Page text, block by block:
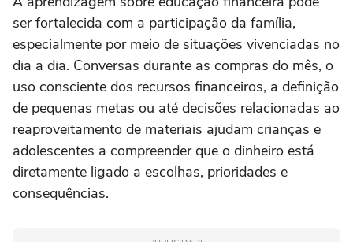
ser fortalecida com a participação da família,
especialmente por meio de situações vivenciadas no
dia a dia. Conversas durante as compras do mês, o
uso consciente dos recursos financeiros, a definição
de pequenas metas ou até decisões relacionadas ao
reaproveitamento de materiais ajudam crianças e
adolescentes a compreender que o dinheiro está
diretamente ligado a escolhas, prioridades e
consequências.